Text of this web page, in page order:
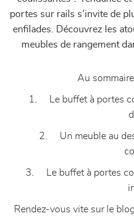
portes sur rails s’invite de
enfilades. Découvrez les
meubles de rangement
Au
1. Le buffet à portes
2. Un meuble au
3. Le buffet à portes
Rendez-vous vite sur le